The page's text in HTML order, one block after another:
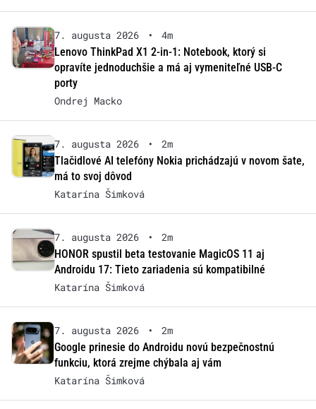
7. augusta 2026 •
4m
Lenovo ThinkPad X1 2-in-1: Notebook, ktorý si
opravíte jednoduchšie a má aj vymeniteľné USB-C
porty
Ondrej Macko
7. augusta 2026 •
2m
Tlačidlové AI telefóny Nokia prichádzajú v novom šate,
má to svoj dôvod
Katarína Šimková
7. augusta 2026 •
2m
HONOR spustil beta testovanie MagicOS 11 aj
Androidu 17: Tieto zariadenia sú kompatibilné
Katarína Šimková
7. augusta 2026 •
2m
Google prinesie do Androidu novú bezpečnostnú
funkciu, ktorá zrejme chýbala aj vám
Katarína Šimková